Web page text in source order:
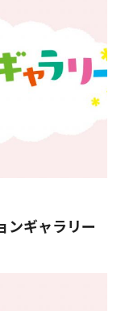
ギャラリー